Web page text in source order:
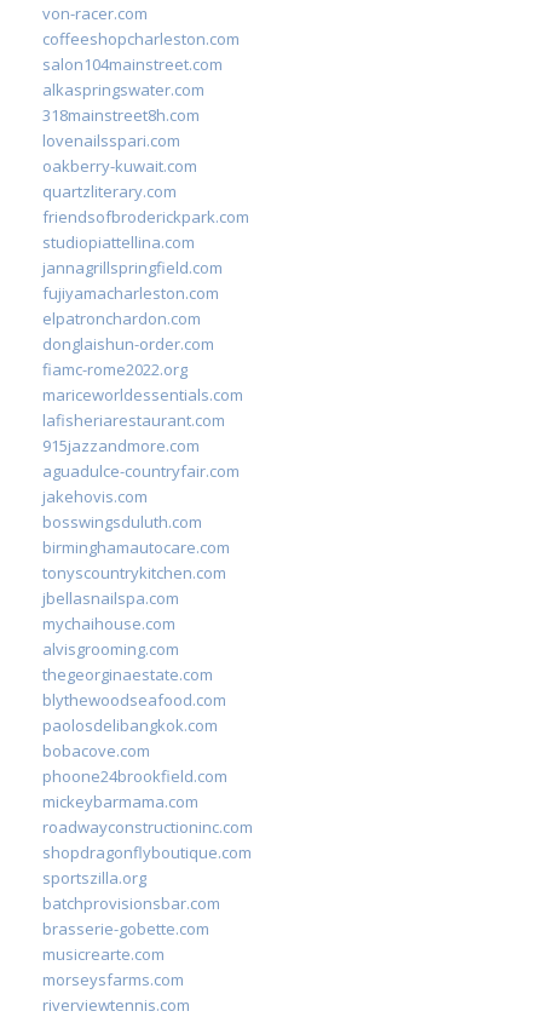
von-racer.com
coffeeshopcharleston.com
salon104mainstreet.com
alkaspringswater.com
318mainstreet8h.com
lovenailsspari.com
oakberry-kuwait.com
quartzliterary.com
friendsofbroderickpark.com
studiopiattellina.com
jannagrillspringfield.com
fujiyamacharleston.com
elpatronchardon.com
donglaishun-order.com
fiamc-rome2022.org
mariceworldessentials.com
lafisheriarestaurant.com
915jazzandmore.com
aguadulce-countryfair.com
jakehovis.com
bosswingsduluth.com
birminghamautocare.com
tonyscountrykitchen.com
jbellasnailspa.com
mychaihouse.com
alvisgrooming.com
thegeorginaestate.com
blythewoodseafood.com
paolosdelibangkok.com
bobacove.com
phoone24brookfield.com
mickeybarmama.com
roadwayconstructioninc.com
shopdragonflyboutique.com
sportszilla.org
batchprovisionsbar.com
brasserie-gobette.com
musicrearte.com
morseysfarms.com
riverviewtennis.com